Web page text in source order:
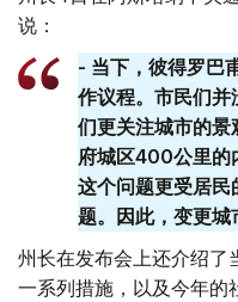
说：
- 当下，彼得罗巴
作议程。市民们
们更关注城市的
府城区400公里的
这个问题更受居民
题。因此，变更城
州长在发布会上还介绍了
一系列措施，以及今年的